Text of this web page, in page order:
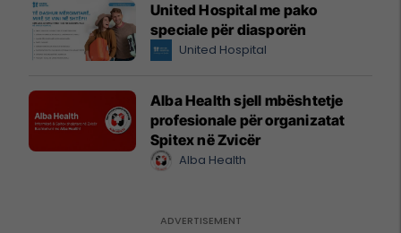
United Hospital me pako
speciale për diasporën
United Hospital
Alba Health sjell mbështetje
profesionale për organizatat
Spitex në Zvicër
Alba Health